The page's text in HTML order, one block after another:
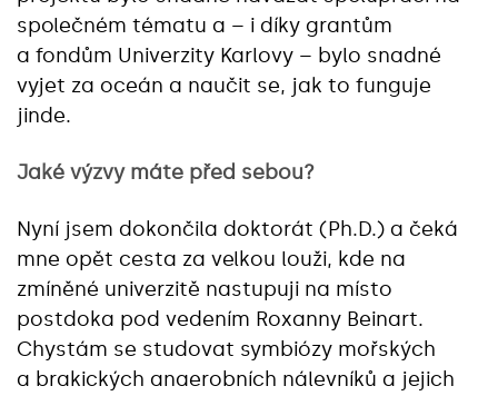
společném tématu a – i díky grantům
a fondům Univerzity Karlovy – bylo snadné
vyjet za oceán a naučit se, jak to funguje
jinde.
Jaké výzvy máte před sebou?
Nyní jsem dokončila doktorát (Ph.D.) a čeká
mne opět cesta za velkou louži, kde na
zmíněné univerzitě nastupuji na místo
postdoka pod vedením Roxanny Beinart.
Chystám se studovat symbiózy mořských
a brakických anaerobních nálevníků a jejich